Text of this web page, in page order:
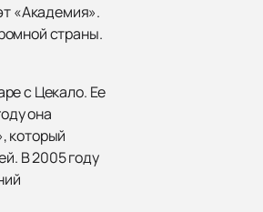
«Академия».
страны.
с Цекало. Ее
она
который
В 2005 году